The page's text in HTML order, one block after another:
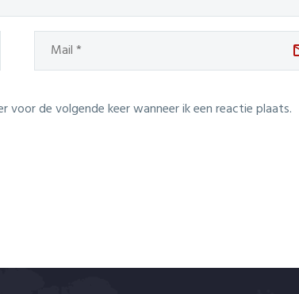
voor de volgende keer wanneer ik een reactie plaats.